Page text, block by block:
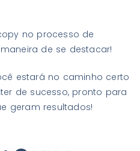
no processo de
de se destacar!
estará no caminho certo
de sucesso, pronto para
geram resultados!